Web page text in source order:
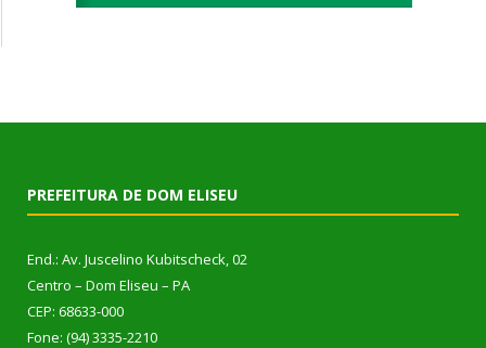
PREFEITURA DE DOM ELISEU
End.: Av. Juscelino Kubitscheck, 02
Centro – Dom Eliseu – PA
CEP: 68633-000
Fone: (94) 3335-2210